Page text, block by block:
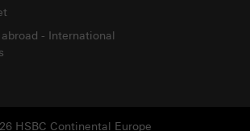
- International
HSBC Continental Europe